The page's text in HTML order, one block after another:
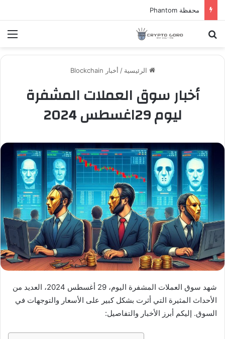
محفظة Phantom
بحث عن
الرئيسية / أخبار Blockchain
أخبار سوق العملات المشفرة
ليوم 29اغسطس 2024
شهد سوق العملات المشفرة اليوم، 29 أغسطس 2024، العديد من
الأحداث المثيرة التي أثرت بشكل كبير على الأسعار والتوجهات في
السوق. إليكم أبرز الأخبار والتفاصيل: